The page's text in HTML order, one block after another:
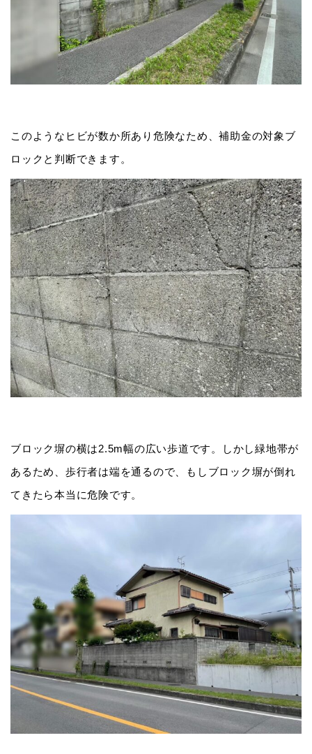
このようなヒビが数か所あり危険なため、補助金の対象ブ
ロックと判断できます。
ブロック塀の横は2.5m幅の広い歩道です。しかし緑地帯が
あるため、歩行者は端を通るので、もしブロック塀が倒れ
てきたら本当に危険です。